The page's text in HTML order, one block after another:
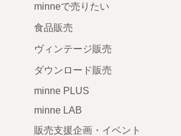
minneで売りたい
食品販売
ヴィンテージ販売
ダウンロード販売
minne PLUS
minne LAB
販売支援企画・イベント